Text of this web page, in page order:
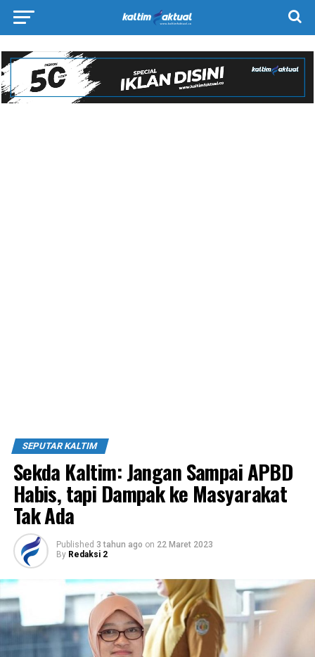
SEPUTAR KALTIM
Sekda Kaltim: Jangan Sampai APBD
Habis, tapi Dampak ke Masyarakat
Tak Ada
Published 3 tahun ago on 22 Maret 2023
By Redaksi 2